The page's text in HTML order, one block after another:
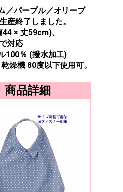
／パープル／オリーブ
産終了しました。
× 丈59cm)、
対応
100％ (撥水加工)
燥機 80度以下使用可。
商品詳細